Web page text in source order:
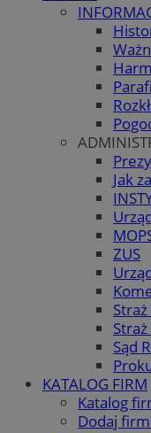
Jak
ZUS
Sąd
KATALOG FIRM
Katalog
Dodaj